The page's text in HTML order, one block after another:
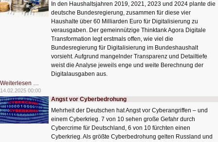
In den Haushaltsjahren 2019, 2021, 2023 und 2024 plante die
deutsche Bundesregierung, zusammen für diese vier
Haushalte über 60 Milliarden Euro für Digitalisierung zu
verausgaben. Der gemeinnützige Thinktank Agora Digitale
Transformation legt erstmals offen, wie viel die
Bundesregierung für Digitalisierung im Bundeshaushalt
vorsieht. Aufgrund mangelnder Transparenz und Detailtiefe
weist die Analyse jeweils enge und weite Berechnung der
Digitalausgaben aus.
Weiterlesen …
für
Digitalisierung
offengelegt
14.02.2025 00:00
Angst vor Cyberbedrohung
Mehrheit der Deutschen hat Angst vor Cyberangriffen – und
einem Cyberkrieg. 7 von 10 sehen große Gefahr durch
Cybercrime für Deutschland, 6 von 10 fürchten einen
Cyberkrieg. Als größte Cyberbedrohung gelten Russland und